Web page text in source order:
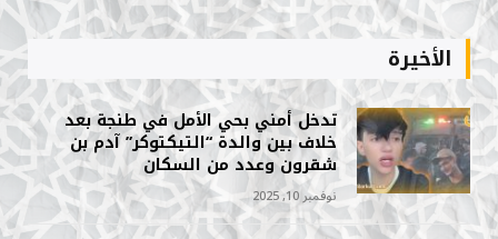
الأخيرة
تدخل أمني بحي الأمل في طنجة بعد
خلاف بين والدة “التيكتوكر” آدم بن
شقرون وعدد من السكان
نوفمبر 10, 2025